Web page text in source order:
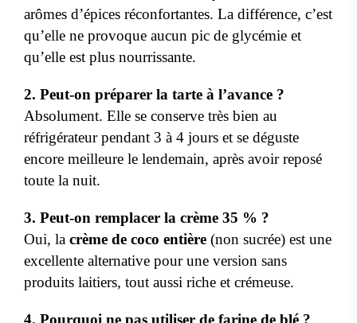
arômes d’épices réconfortantes. La différence, c’est
qu’elle ne provoque aucun pic de glycémie et
qu’elle est plus nourrissante.
2. Peut-on préparer la tarte à l’avance ?
Absolument. Elle se conserve très bien au
réfrigérateur pendant 3 à 4 jours et se déguste
encore meilleure le lendemain, après avoir reposé
toute la nuit.
3. Peut-on remplacer la crème 35 % ?
Oui, la crème de coco entière (non sucrée) est une
excellente alternative pour une version sans
produits laitiers, tout aussi riche et crémeuse.
4. Pourquoi ne pas utiliser de farine de blé ?